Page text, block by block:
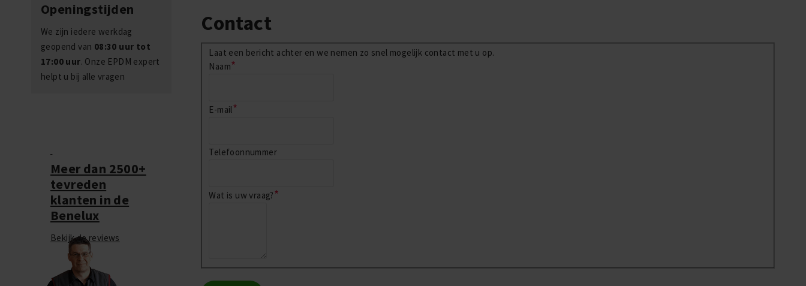
Contact
Laat een bericht achter en we nemen zo snel mogelijk contact met u op.
Naam
E-mail
Telefoonnummer
Wat is uw vraag?
Openingstijden
We zijn iedere werkdag
geopend van 08:30 uur tot
17:00 uur. Onze EPDM expert
helpt u bij alle vragen
Meer dan 2500+
tevreden
klanten in de
Benelux
Bekijk de reviews